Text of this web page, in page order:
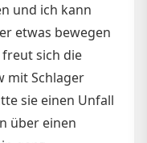
und ich kann
etwas bewegen
sich die
mit Schlager
sie einen Unfall
über einen